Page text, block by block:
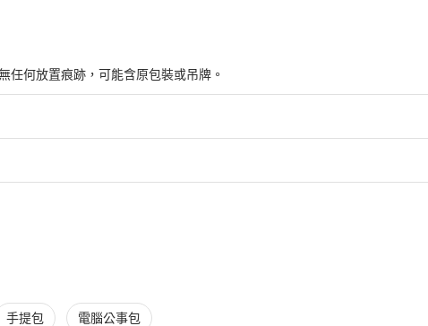
圈收取做正品驗證
任何放置痕跡，可能含原包裝或吊牌。
手提包 電腦公事包